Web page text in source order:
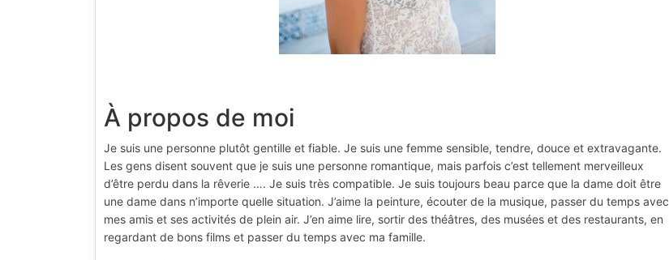
À propos de moi
Je suis une personne plutôt gentille et fiable. Je suis une femme sensible, tendre, douce et extravagante.
Les gens disent souvent que je suis une personne romantique, mais parfois c’est tellement merveilleux
d’être perdu dans la rêverie …. Je suis très compatible. Je suis toujours beau parce que la dame doit être
une dame dans n’importe quelle situation. J’aime la peinture, écouter de la musique, passer du temps avec
mes amis et ses activités de plein air. J’en aime lire, sortir des théâtres, des musées et des restaurants, en
regardant de bons films et passer du temps avec ma famille.